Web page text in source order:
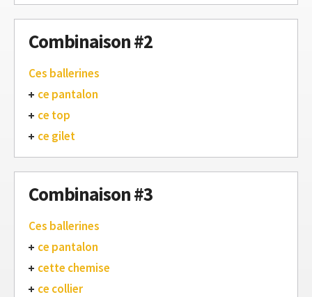
Combinaison #2
Ces ballerines
ce pantalon
ce top
ce gilet
Combinaison #3
Ces ballerines
ce pantalon
cette chemise
ce collier